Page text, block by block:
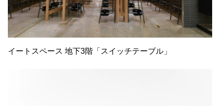
イートスペース 地下3階「スイッチテーブル」